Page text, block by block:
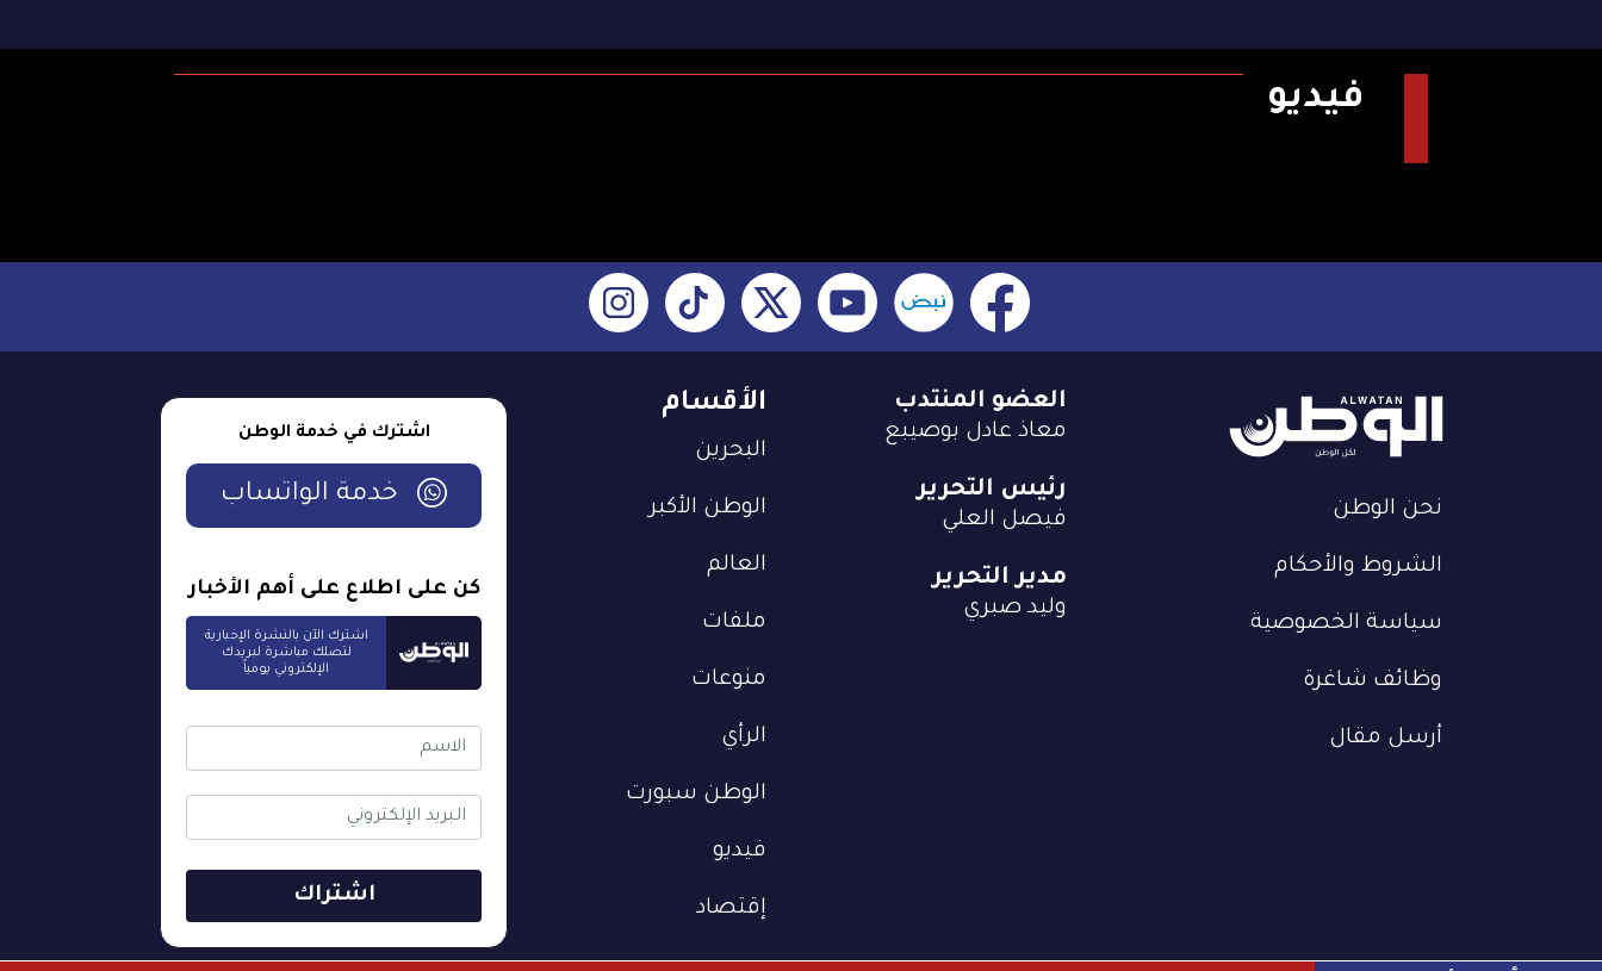
فيديو
نحن الوطن
الشروط والأحكام
سياسة الخصوصية
وظائف شاغرة
أرسل مقال
الأقسام
البحرين
الوطن الأكبر
العالم
ملفات
منوعات
الرأي
الوطن سبورت
فيديو
إقتصاد
العضو المنتدب
معاذ عادل بوصيبع
رئيس التحرير
فيصل العلي
مدير التحرير
وليد صبري
اشترك في خدمة الوطن
خدمة الواتساب
كن على اطلاع على أهم الأخبار
اشترك الآن بالنشرة الإخبارية
لتصلك مباشرة لبريدك
الإلكتروني يومياً
اشتراك